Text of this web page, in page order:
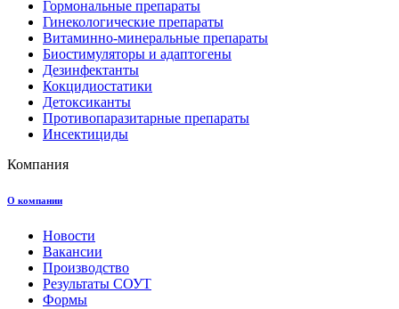
Гормональные препараты
Гинекологические препараты
Витаминно-минеральные препараты
Биостимуляторы и адаптогены
Дезинфектанты
Кокцидиостатики
Детоксиканты
Противопаразитарные препараты
Инсектициды
Компания
О компании
Новости
Вакансии
Производство
Результаты СОУТ
Формы